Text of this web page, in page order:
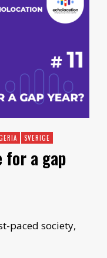
SVERIGE
for a gap
paced society,